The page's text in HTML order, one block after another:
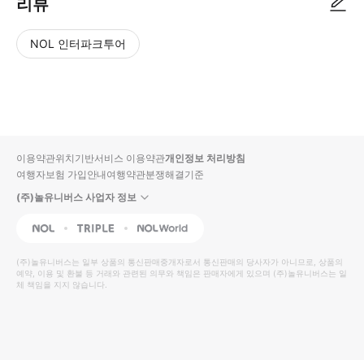
리뷰
NOL 인터파크투어
입니
다.
높
은
순
동
영
상
순
상
이용약관위치기반서비스 이용약관개인정보 처리방침
여행자보험 가입안내여행약관분쟁해결기준
(주)놀유니버스 사업자 정보
NOL Triple Interpark Global
(주)놀유니버스는 일부 상품의 통신판매중개자로서 통신판매의 당사자가 아니므로, 상품의
예약, 이용 및 환불 등 거래와 관련된 의무와 책임은 판매자에게 있으며 (주)놀유니버스는 일
체 책임을 지지 않습니다.